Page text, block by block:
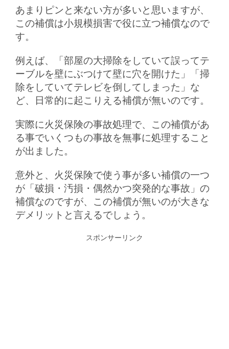
あまりピンと来ない方が多いと思いますが、
この補償は小規模損害で役に立つ補償なので
す。
例えば、「部屋の大掃除をしていて誤ってテ
ーブルを壁にぶつけて壁に穴を開けた」「掃
除をしていてテレビを倒してしまった」な
ど、日常的に起こりえる補償が無いのです。
実際に火災保険の事故処理で、この補償があ
る事でいくつもの事故を無事に処理すること
が出ました。
意外と、火災保険で使う事が多い補償の一つ
が「破損・汚損・偶然かつ突発的な事故」の
補償なのですが、この補償が無いのが大きな
デメリットと言えるでしょう。
スポンサーリンク